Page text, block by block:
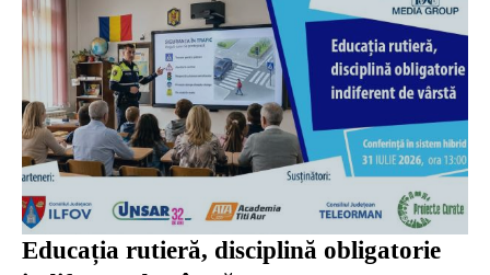
Educația rutieră, disciplină obligatorie